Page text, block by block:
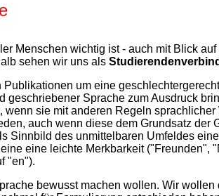
Menschen wichtig ist - auch mit Blick
sehen wir uns als
um eine
Sprache zum Ausdruck
sie mit anderen Regeln
auch wenn diese dem Grundsatz der
des unmittelbaren Umfeldes
eine leichte Merkbarkeit
"en").
bewusst machen wollen. Wir